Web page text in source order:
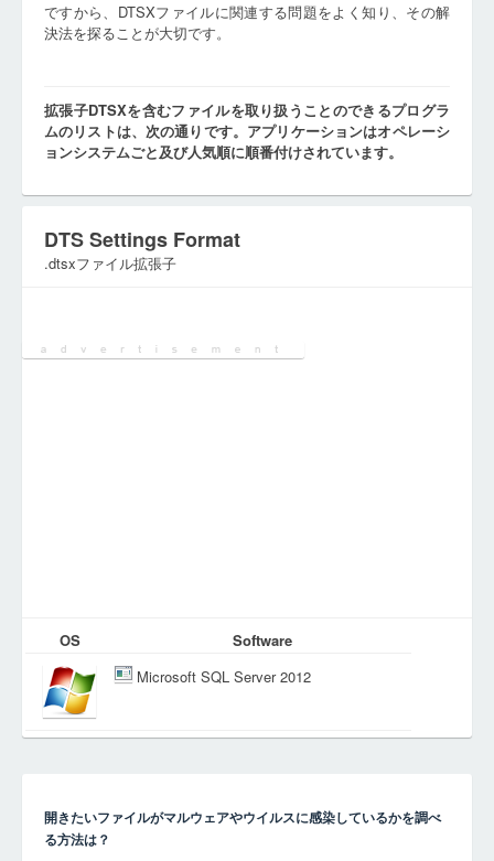
ですから、DTSXファイルに関連する問題をよく知り、その解
決法を探ることが大切です。
拡張子DTSXを含むファイルを取り扱うことのできるプログラ
ムのリストは、次の通りです。アプリケーションはオペレーシ
ョンシステムごと及び人気順に順番付けされています。
DTS Settings Format
.dtsxファイル拡張子
OS
Software
Microsoft SQL Server 2012
開きたいファイルがマルウェアやウイルスに感染しているかを調べ
る方法は？